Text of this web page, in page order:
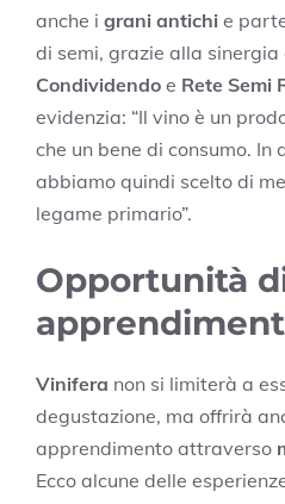
anche i grani antichi e
di semi, grazie alla sinergia
Condividendo e Rete Semi
evidenzia: “Il vino è un
che un bene di consumo. In
abbiamo quindi scelto di
legame primario”.
Opportunità
Vinifera non si limiterà a
degustazione, ma offrirà
apprendimento attraverso
Ecco alcune delle